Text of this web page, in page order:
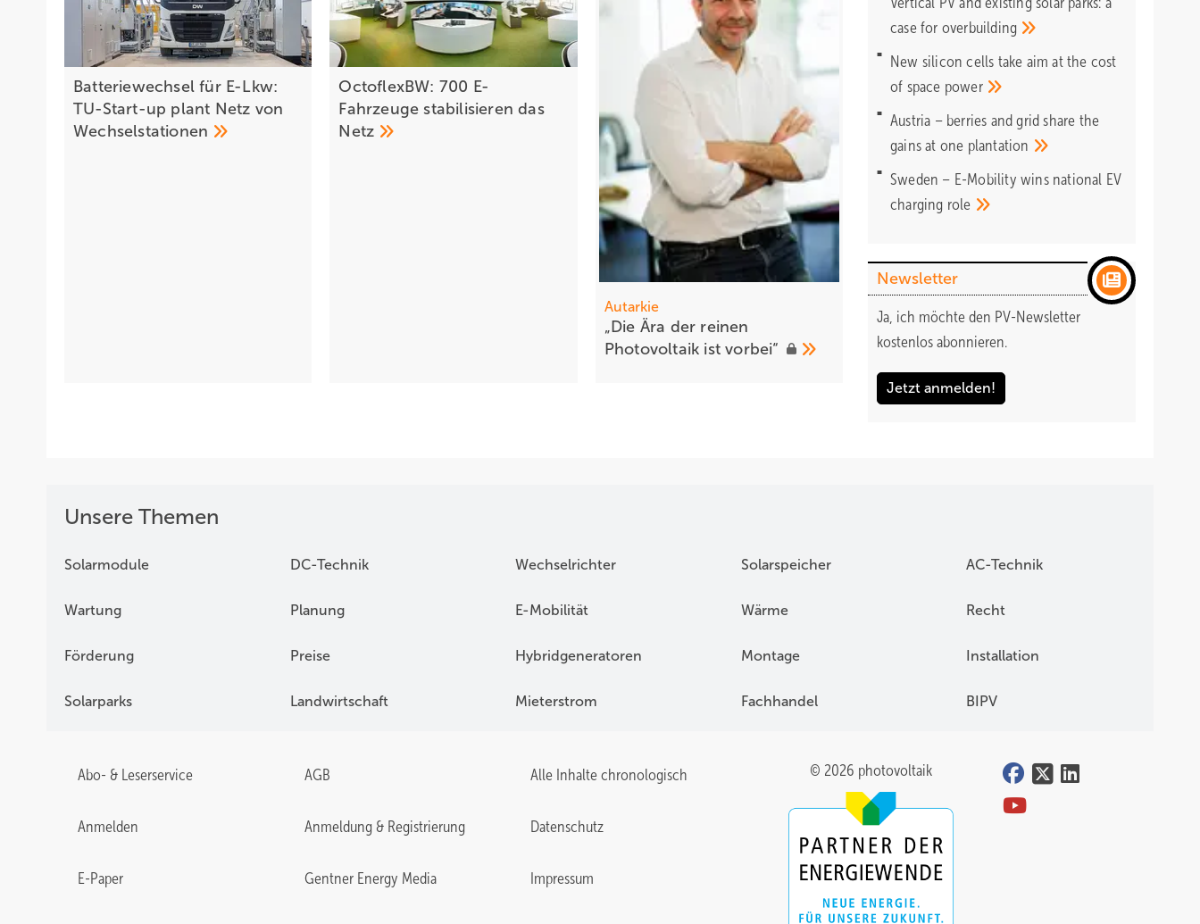
Batteriewechsel für E-Lkw:
TU-Start-up plant Netz von
Wechselstationen
OctoflexBW: 700 E-
Fahrzeuge stabilisieren das
Netz
Autarkie
„Die Är a der re inen
Photovoltaik istvorbei“
case for overbuilding
New silicon cells take aim at the cost
of space power
Austria – berries and grid share the
gains at one plantation
Sweden – E-Mobility wins national EV
charging role
Newsletter
Ja, ich möchte den PV-Newsletter
kostenlos abonnieren.
Jetzt anmelden!
Unsere Themen
Solarmodule DC-Technik Wechselrichter Solarspeicher AC-Technik
Wartung Planung E-Mobilität Wärme Recht
Förderung Preise Hybridgeneratoren Montage Installation
Solarparks Landwirtschaft Mieterstrom Fachhandel BIPV
Abo- & Leserservice AGB Alle Inhalte chronologisch
Anmelden Anmeldung & Registrierung Datenschutz
E-Paper Gentner Energy Media Impressum
© 2026 photovoltaik